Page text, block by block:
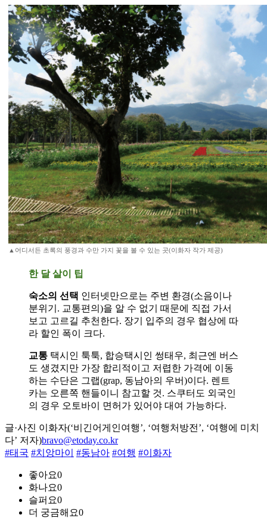
▲어디서든 초록의 풍경과 수만 가지 꽃을 볼 수 있는 곳(이화자 작가 제공)
한 달 살이 팁
숙소의 선택 인터넷만으로는 주변 환경(소음이나
분위기. 교통편의)을 알 수 없기 때문에 직접 가서
보고 고르길 추천한다. 장기 입주의 경우 협상에 따
라 할인 폭이 크다.
교통 택시인 툭툭, 합승택시인 썽태우, 최근엔 버스
도 생겼지만 가장 합리적이고 저렵한 가격에 이동
하는 수단은 그랩(grap, 동남아의 우버)이다. 렌트
카는 오른쪽 핸들이니 참고할 것. 스쿠터도 외국인
의 경우 오토바이 면허가 있어야 대여 가능하다.
글·사진 이화자(‘비긴어게인여행’, ‘여행처방전’, ‘여행에 미치
다’ 저자)bravo@etoday.co.kr
#태국 #치앙마이 #동남아 #여행 #이화자
좋아요0
화나요0
슬퍼요0
더 궁금해요0